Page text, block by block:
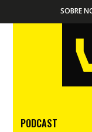
SOBRE
PODCAST